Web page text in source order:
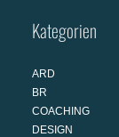
Kategorien
ARD
BR
COACHING
DESIGN